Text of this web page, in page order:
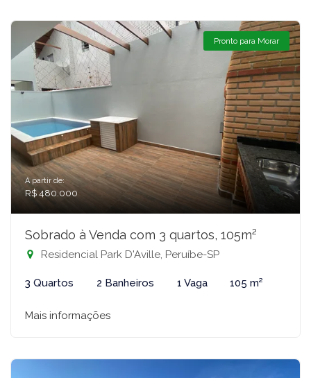
Pronto para Morar
A partir de:
R$ 480.000
Sobrado à Venda com 3 quartos, 105m²
Residencial Park D'Aville, Peruíbe-SP
3 Quartos 2 Banheiros 1 Vaga 105 m²
Mais informações